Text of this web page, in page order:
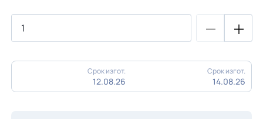
Срок изгот.
12.08.26
Срок изгот.
14.08.26